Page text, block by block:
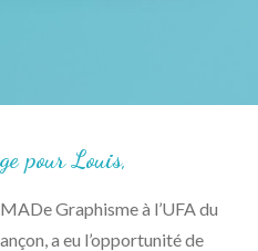
pour Louis,
Graphisme à l’UFA du
a eu l’opportunité de